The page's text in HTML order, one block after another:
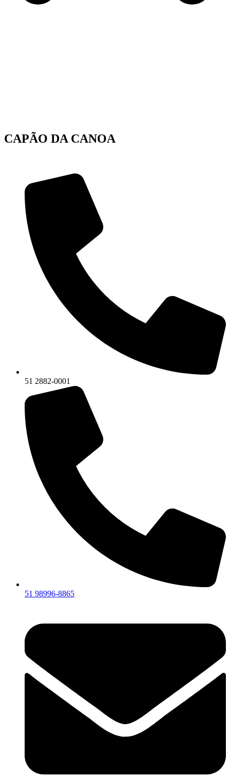
CAPÃO DA CANOA
51 2882-0001
51 98996-8865